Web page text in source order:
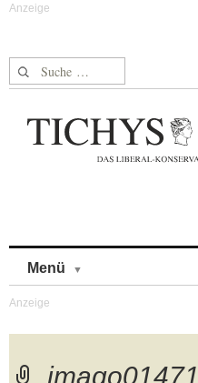
Suche nach:
Menü